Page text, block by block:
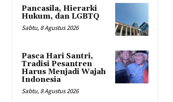
Pancasila, Hierarki
Hukum, dan LGBTQ
Sabtu, 8 Agustus 2026
Pasca Hari Santri,
Tradisi Pesantren
Harus Menjadi Wajah
Indonesia
Sabtu, 8 Agustus 2026